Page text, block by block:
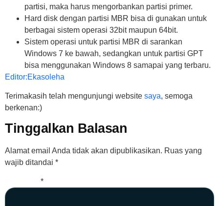
partisi, maka harus mengorbankan partisi primer.
Hard disk dengan partisi MBR bisa di gunakan untuk
berbagai sistem operasi 32bit maupun 64bit.
Sistem operasi untuk partisi MBR di sarankan
Windows 7 ke bawah, sedangkan untuk partisi GPT
bisa menggunakan Windows 8 samapai yang terbaru.
Editor:Ekasoleha
Terimakasih telah mengunjungi website saya, semoga
berkenan:)
Tinggalkan Balasan
Alamat email Anda tidak akan dipublikasikan. Ruas yang
wajib ditandai *
*